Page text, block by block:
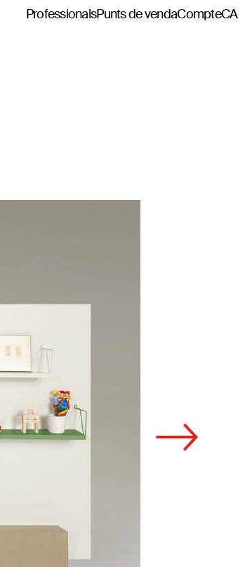
ProfessionalsPunts de vendaCompteCA